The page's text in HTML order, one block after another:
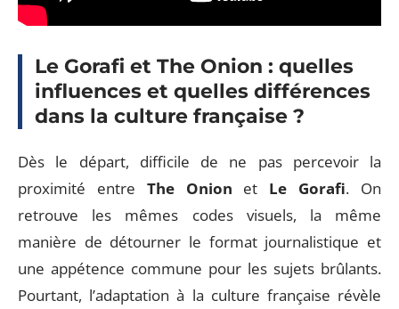
Le Gorafi et The Onion : quelles
influences et quelles différences
dans la culture française ?
Dès le départ, difficile de ne pas percevoir la
proximité entre The Onion et Le Gorafi. On
retrouve les mêmes codes visuels, la même
manière de détourner le format journalistique et
une appétence commune pour les sujets brûlants.
Pourtant, l’adaptation à la culture française révèle